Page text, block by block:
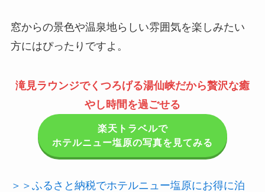
窓からの景色や温泉地らしい雰囲気を楽しみたい
方にはぴったりですよ。
滝見ラウンジでくつろげる湯仙峡だから贅沢な癒
やし時間を過ごせる
楽天トラベルで
ホテルニュー塩原の写真を見てみる
＞＞ふるさと納税でホテルニュー塩原にお得に泊